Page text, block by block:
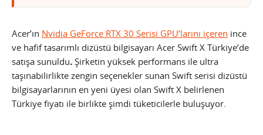
Acer’ın Nvidia GeForce RTX 30 Serisi GPU’larını içeren ince
ve hafif tasarımlı dizüstü bilgisayarı Acer Swift X Türkiye’de
satışa sunuldu. Şirketin yüksek performans ile ultra
taşınabilirlikte zengin seçenekler sunan Swift serisi dizüstü
bilgisayarlarının en yeni üyesi olan Swift X belirlenen
Türkiye fiyatı ile birlikte şimdi tüketicilerle buluşuyor.